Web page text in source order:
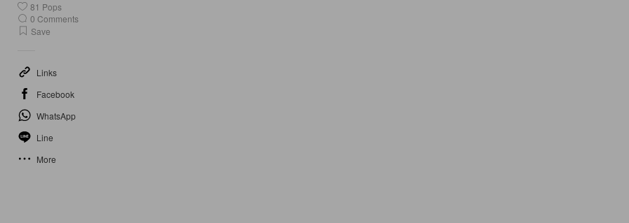
81 Pops
0 Comments
Save
Links
Facebook
WhatsApp
Line
More